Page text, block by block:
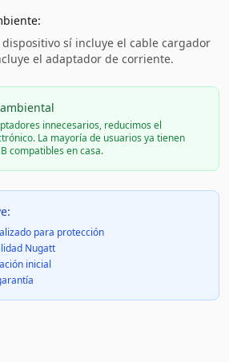
dispositivo sí incluye el cable cargador
el adaptador de corriente.
innecesarios, reducimos el
La mayoría de usuarios ya tienen
compatibles en casa.
para protección
Nugatt
inicial